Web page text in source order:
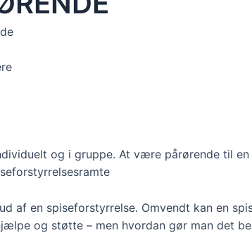
og i gruppe. At være pårørende til en
af en spiseforstyrrelse. Omvendt kan en
og støtte – men hvordan gør man det